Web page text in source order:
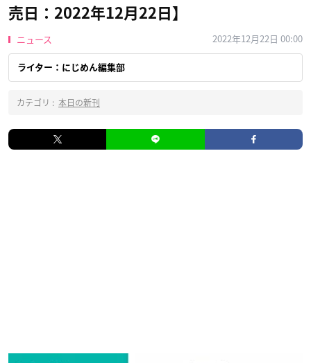
売日：2022年12月22日】
ニュース 2022年12月22日 00:00
ライター：にじめん編集部
カテゴリ : 本日の新刊